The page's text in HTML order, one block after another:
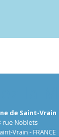
de Saint-Vrain
rue Noblets
Vrain - FRANCE